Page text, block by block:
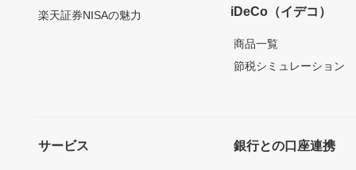
楽天証券NISAの魅力
iDeCo（イデコ）
商品一覧
節税シミュレーション
サービス 銀行との口座連携